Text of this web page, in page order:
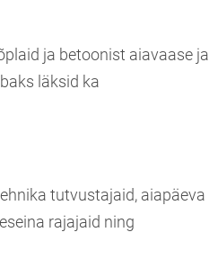
ja betoonist aiavaase ja
läksid ka
tutvustajaid, aiapäeva
rajajaid ning